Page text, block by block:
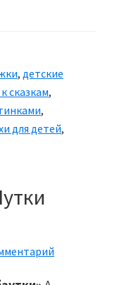
, детские
сказкам,
,
для детей,